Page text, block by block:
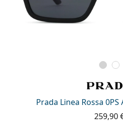
Prada Linea Rossa 0PS
259,90